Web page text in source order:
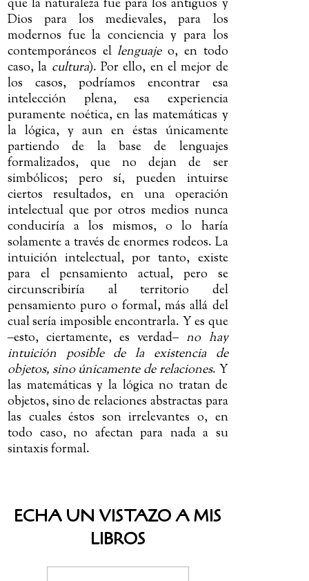
que la naturaleza fue para los antiguos y
Dios para los medievales, para los
modernos fue la conciencia y para los
contemporáneos ellenguajeo, en todo
caso, la cultura). Por ello, en el mejor de
los casos, podríamos encontrar esa
intelección plena, esa experiencia
puramente noética, en las matemáticas y
la lógica, y aun en éstas únicamente
partiendo de la base de lenguajes
formalizados, que no dejan de ser
simbólicos; pero sí, pueden intuirse
ciertos resultados, en una operación
intelectual que por otros medios nunca
conduciría a los mismos, o lo haría
solamente a través de enormes rodeos. La
intuición intelectual, por tanto, existe
para el pensamiento actual, pero se
circunscribiría al territorio del
pensamiento puro o formal, más allá del
cual sería imposible encontrarla. Y es que
‒esto, ciertamente, es verdad‒ no hay
intuición posible de la existencia de
objetos, sino únicamente de relaciones. Y
las matemáticas y la lógica no tratan de
objetos, sino de relaciones abstractas para
las cuales éstos son irrelevantes o, en
todo caso, no afectan para nada a su
sintaxis formal.
ECHA UN VISTAZO A MIS
LIBROS